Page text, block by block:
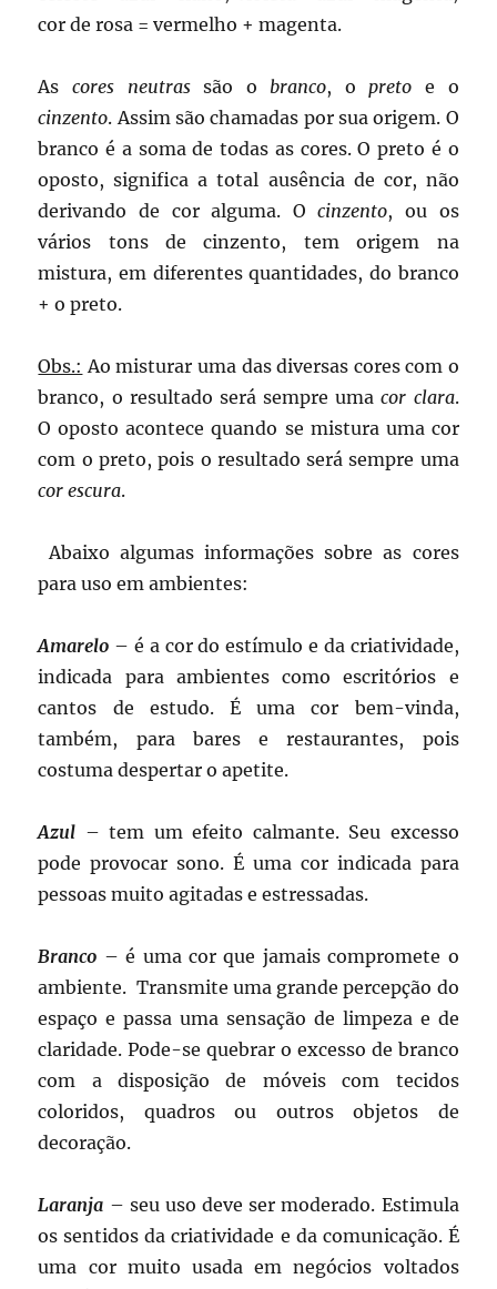
cor de rosa = vermelho + magenta.
Ascores neutrassão o branco, opreto e o
cinzento. Assim são chamadas por sua origem. O
branco é a soma de todas as cores. O preto é o
oposto, significa a total ausência de cor, não
derivando de cor alguma. Ocinzento, ou os
vários tons de cinzento, tem origem na
mistura, em diferentes quantidades, do branco
+ o preto.
Obs.: Ao misturar uma das diversas cores com o
branco, o resultado será sempre umacor clara.
O oposto acontece quando se mistura uma cor
com o preto, pois o resultado será sempre uma
cor escura.
Abaixo algumas informações sobre as cores
para uso em ambientes:
Amarelo – é a cor do estímulo e da criatividade,
indicada para ambientes como escritórios e
cantos de estudo. É uma cor bem-vinda,
também, para bares e restaurantes, pois
costuma despertar o apetite.
Azul – tem um efeito calmante. Seu excesso
pode provocar sono. É uma cor indicada para
pessoas muito agitadas e estressadas.
Branco – é uma cor que jamais compromete o
ambiente. Transmite uma grande percepção do
espaço e passa uma sensação de limpeza e de
claridade. Pode-se quebrar o excesso de branco
com a disposição de móveis com tecidos
coloridos, quadros ou outros objetos de
decoração.
Laranja – seu uso deve ser moderado. Estimula
os sentidos da criatividade e da comunicação. É
uma cor muito usada em negócios voltados